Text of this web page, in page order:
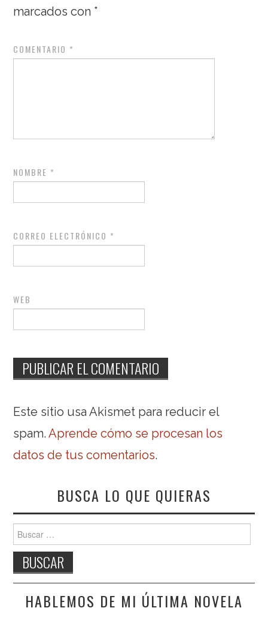
marcados con *
COMENTARIO *
NOMBRE *
CORREO ELECTRÓNICO *
WEB
Este sitio usa Akismet para reducir el
spam.Aprende cómo se procesan los
datos de tus comentarios.
BUSCA LO QUE QUIERAS
Buscar:
HABLEMOS DE MI ÚLTIMA NOVELA